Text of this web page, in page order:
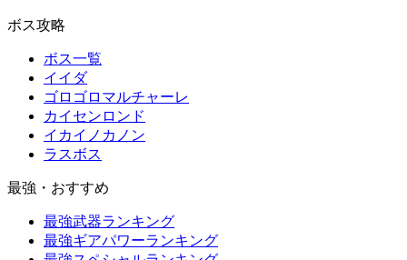
ボス攻略
ボス一覧
イイダ
ゴロゴロマルチャーレ
カイセンロンド
イカイノカノン
ラスボス
最強・おすすめ
最強武器ランキング
最強ギアパワーランキング